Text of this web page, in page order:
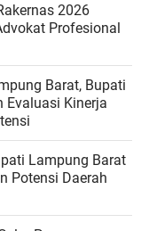
2026
Profesional
Barat, Bupati
Evaluasi Kinerja
Lampung Barat
Potensi Daerah